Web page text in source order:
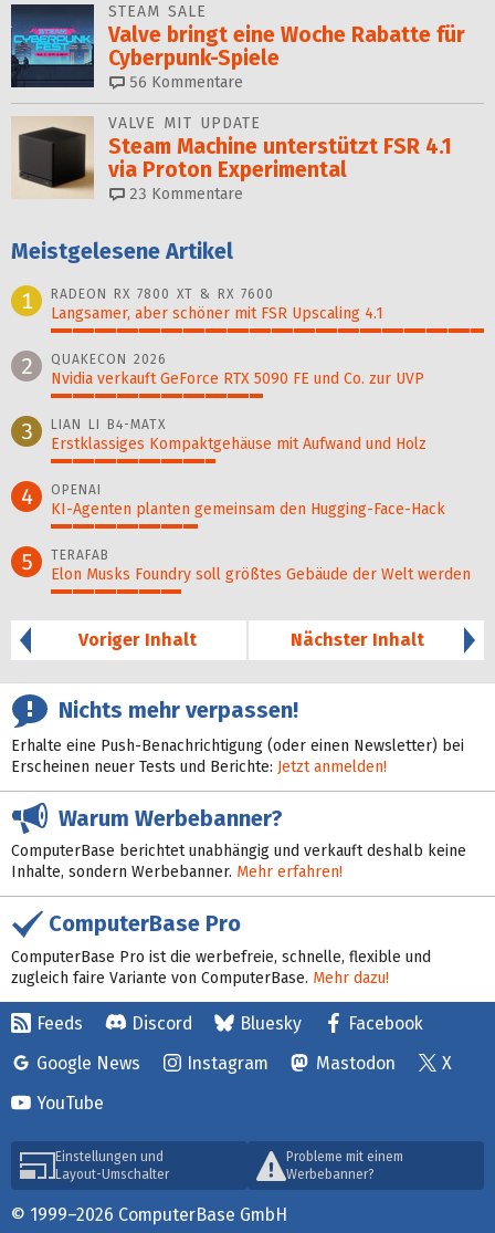
STEAM SALE
Valve bringt eine Woche Rabatte für
Cyberpunk-Spiele
56 Kommentare
VALVE MIT UPDATE
Steam Machine unterstützt FSR 4.1
via Proton Experimental
23 Kommentare
Meistgelesene Artikel
1
RADEON RX 7800 XT & RX 7600
Langsamer, aber schöner mit FSR Upscaling 4.1
100%
2 QUAKECON 2026
Nvidia verkauft GeForce RTX 5090 FE und Co. zur UVP
49%
3 LIAN LI B4-MATX
Erstklassiges Kompaktgehäuse mit Aufwand und Holz
38%
4 OPENAI
KI-Agenten planten gemein­sam den Hugging-Face-Hack
34%
5 TERAFAB
Elon Musks Foundry soll größ­tes Gebäude der Welt werden
30%
Voriger Inhalt
Nächster Inhalt
Nichts mehr verpassen!
Erhalte eine Push-Benachrichtigung (oder einen Newsletter) bei
Erscheinen neuer Tests und Berichte: Jetzt anmelden!
Warum Werbebanner?
ComputerBase berichtet unabhängig und verkauft deshalb keine
Inhalte, sondern Werbebanner. Mehr erfahren!
ComputerBase Pro
ComputerBase Pro ist die werbefreie, schnelle, flexible und
zugleich faire Variante von ComputerBase. Mehr dazu!
Feeds Discord Bluesky
Facebook
Google News
Instagram Mastodon
X
YouTube
Einstellungen und
Layout-Umschalter
Probleme mit einem
Werbebanner?
© 1999–2026 ComputerBase GmbH